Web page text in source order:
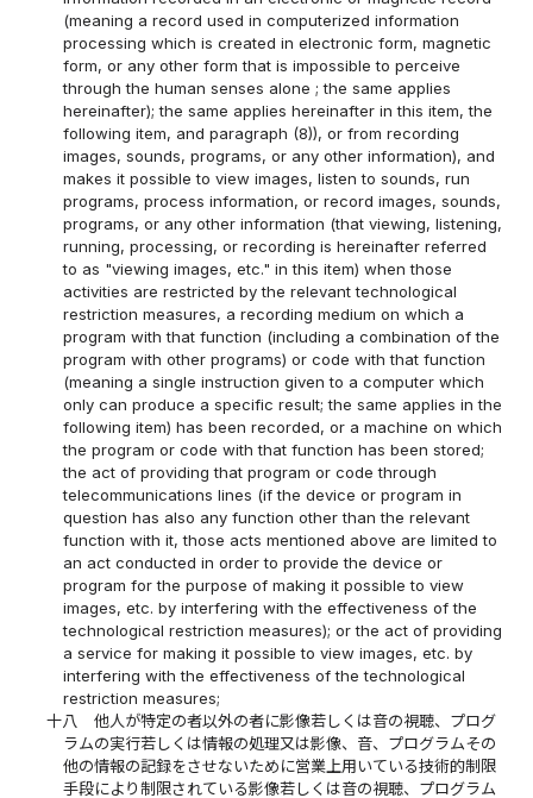
(meaning a record used in computerized information
processing which is created in electronic form, magnetic
form, or any other form that is impossible to perceive
through the human senses alone ; the same applies
hereinafter); the same applies hereinafter in this item, the
following item, and paragraph (8)), or from recording
images, sounds, programs, or any other information), and
makes it possible to view images, listen to sounds, run
programs, process information, or record images, sounds,
programs, or any other information (that viewing, listening,
running, processing, or recording is hereinafter referred
to as "viewing images, etc." in this item) when those
activities are restricted by the relevant technological
restriction measures, a recording medium on which a
program with that function (including a combination of the
program with other programs) or code with that function
(meaning a single instruction given to a computer which
only can produce a specific result; the same applies in the
following item) has been recorded, or a machine on which
the program or code with that function has been stored;
the act of providing that program or code through
telecommunications lines (if the device or program in
question has also any function other than the relevant
function with it, those acts mentioned above are limited to
an act conducted in order to provide the device or
program for the purpose of making it possible to view
images, etc. by interfering with the effectiveness of the
technological restriction measures); or the act of providing
a service for making it possible to view images, etc. by
interfering with the effectiveness of the technological
restriction measures;
十八
他人が特定の者以外の者に影像若しくは音の視聴、プログ
ラムの実行若しくは情報の処理又は影像、音、プログラムその
他の情報の記録をさせないために営業上用いている技術的制限
手段により制限されている影像若しくは音の視聴、プログラム